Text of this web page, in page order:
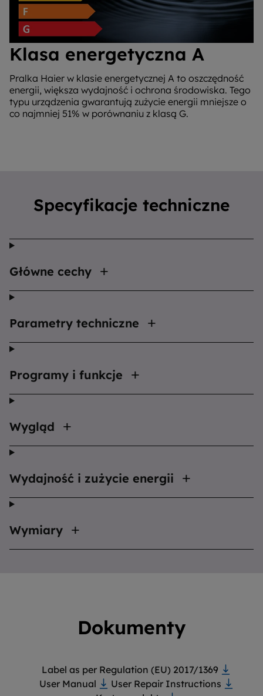
Klasa energetyczna A
Pralka Haier w klasie energetycznej A to oszczędność
energii, większa wydajność i ochrona środowiska. Tego
typu urządzenia gwarantują zużycie energii mniejsze o
co najmniej 51% w porównaniu z klasą G.
Specyfikacje techniczne
Główne cechy
Parametry techniczne
Programy i funkcje
Wygląd
Wydajność i zużycie energii
Wymiary
Dokumenty
Label as per Regulation (EU) 2017/1369
User Manual
User Repair Instructions